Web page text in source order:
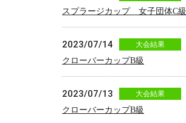
スプラージカップ 女子団体C級
2023/07/14 大会結果
クローバーカップB級
2023/07/13 大会結果
クローバーカップB級